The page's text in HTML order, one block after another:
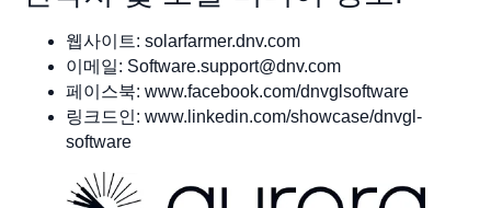
웹사이트: solarfarmer.dnv.com
이메일: Software.support@dnv.com
페이스북: www.facebook.com/dnvglsoftware
링크드인: www.linkedin.com/showcase/dnvgl-
software